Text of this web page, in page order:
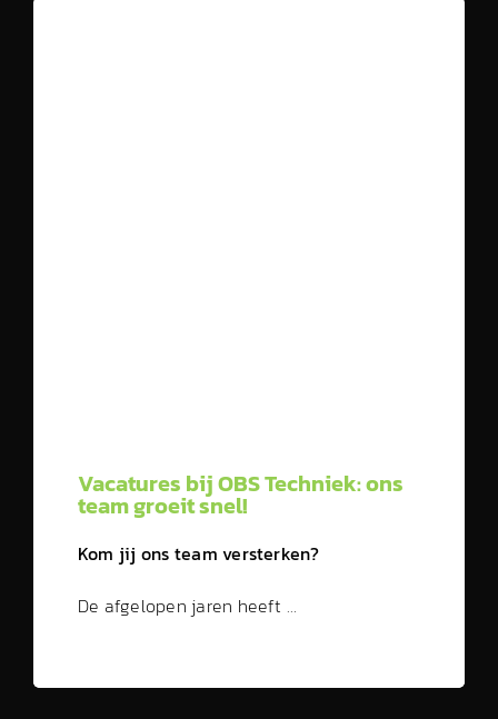
Vacatures bij OBS Techniek: ons
team groeit snel!
Kom jij ons team versterken?
De afgelopen jaren heeft …